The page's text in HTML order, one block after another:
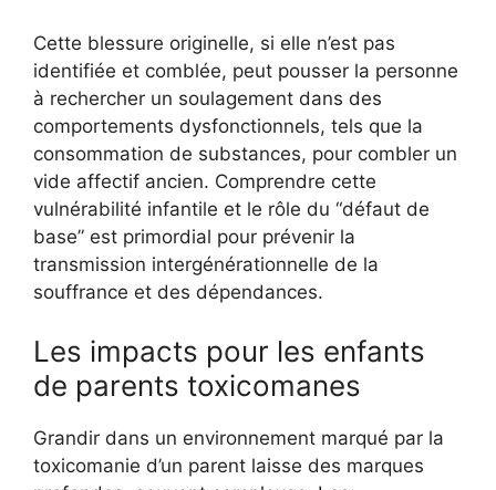
Cette blessure originelle, si elle n’est pas
identifiée et comblée, peut pousser la personne
à rechercher un soulagement dans des
comportements dysfonctionnels, tels que la
consommation de substances, pour combler un
vide affectif ancien. Comprendre cette
vulnérabilité infantile et le rôle du “défaut de
base” est primordial pour prévenir la
transmission intergénérationnelle de la
souffrance et des dépendances.
Les impacts pour les enfants
de parents toxicomanes
Grandir dans un environnement marqué par la
toxicomanie d’un parent laisse des marques